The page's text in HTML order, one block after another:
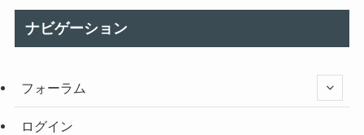
ナビゲーション
フォーラム
ログイン